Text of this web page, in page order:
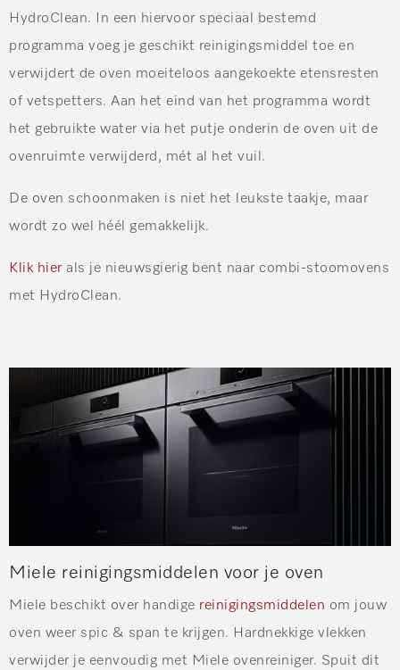
HydroClean. In een hiervoor speciaal bestemd
programma voeg je geschikt reinigingsmiddel toe en
verwijdert de oven moeiteloos aangekoekte etensresten
of vetspetters. Aan het eind van het programma wordt
het gebruikte water via het putje onderin de oven uit de
ovenruimte verwijderd, mét al het vuil.
De oven schoonmaken is niet het leukste taakje, maar
wordt zo wel héél gemakkelijk.
Klik hierals je nieuwsgierig bent naar combi-stoomovens
met HydroClean.
Miele reinigingsmiddelen voor je oven
Miele beschikt over handige reinigingsmiddelen om jouw
oven weer spic & span te krijgen. Hardnekkige vlekken
verwijder je eenvoudig met Miele ovenreiniger. Spuit dit